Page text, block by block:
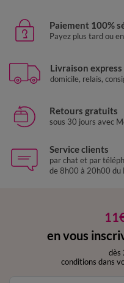
Paiement 100%
Payez plus tard ou
Livraison express
domicile, relais,
Retours gratuits
sous 30 jours avec
Service clients
par chat et par
de 8h00 à 20h00 du
en vous
dès
conditions dans